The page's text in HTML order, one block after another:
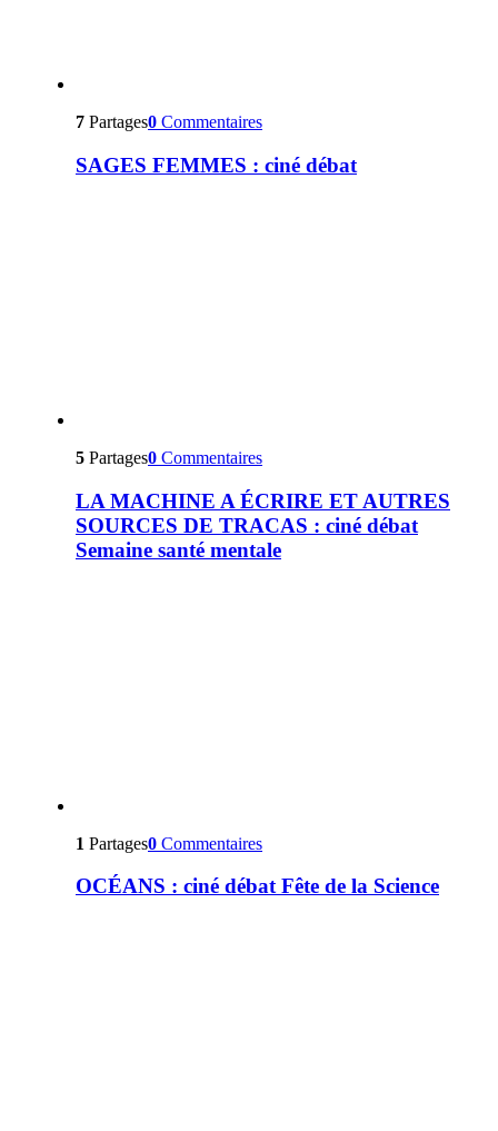
7 Partages0 Commentaires
SAGES FEMMES : ciné débat
5 Partages0 Commentaires
LA MACHINE A ÉCRIRE ET AUTRES
SOURCES DE TRACAS : ciné débat
Semaine santé mentale
1 Partages0 Commentaires
OCÉANS : ciné débat Fête de la Science